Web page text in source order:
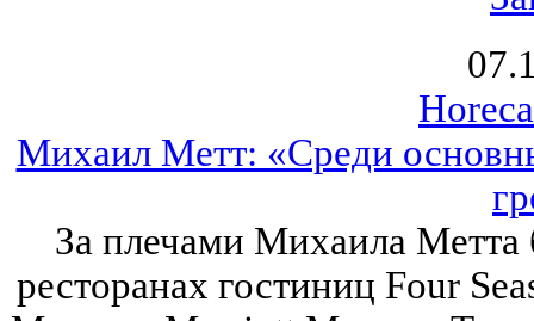
Михаил Метт: «Среди
За плечами Михаила Метта
ресторанах гостиниц Four